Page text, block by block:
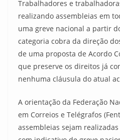
Trabalhadores e
realizando assembleias em
uma greve nacional a partir
categoria cobra da direção
de uma proposta de Acordo
que preserve os direitos já
nenhuma cláusula do atual
A orientação da Federação
em Correios e Telégrafos
assembleias sejam